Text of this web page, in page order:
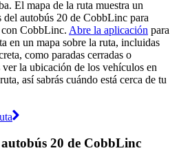
El mapa de la ruta muestra un
del autobús 20 de CobbLinc para
CobbLinc. Abre la aplicación para
en un mapa sobre la ruta, incluidas
como paradas cerradas o
ver la ubicación de los vehículos en
así sabrás cuándo está cerca de tu
20 de CobbLinc